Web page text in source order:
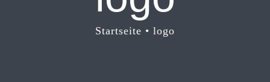
Startseite logo